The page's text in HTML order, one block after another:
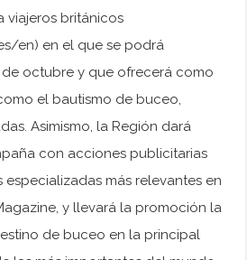
viajeros británicos
en) en el que se podrá
octubre y que ofrecerá como
el bautismo de buceo,
Asimismo, la Región dará
con acciones publicitarias
especializadas más relevantes en
y llevará la promoción la
de buceo en la principal